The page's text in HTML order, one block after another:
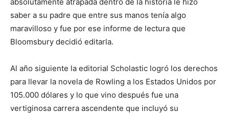
saber a su padre que entre sus manos tenía algo
maravilloso y fue por ese informe de lectura que
Bloomsbury decidió editarla.
Al año siguiente la editorial Scholastic logró los derechos
para llevar la novela de Rowling a los Estados Unidos por
105.000 dólares y lo que vino después fue una
vertiginosa carrera ascendente que incluyó su